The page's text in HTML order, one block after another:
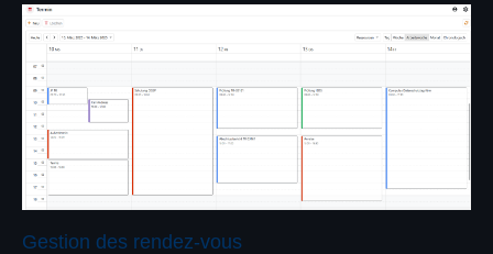
Gestion des rendez-vous